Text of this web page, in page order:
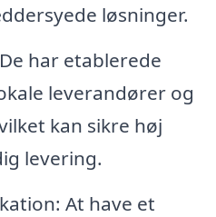
løsninger.
har etablerede
leverandører og
kan sikre høj
levering.
At have et